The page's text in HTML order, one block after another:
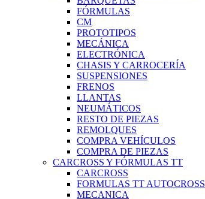
FÓRMULAS
CM
PROTOTIPOS
MECÁNICA
ELECTRÓNICA
CHASIS Y CARROCERÍA
SUSPENSIONES
FRENOS
LLANTAS
NEUMÁTICOS
RESTO DE PIEZAS
REMOLQUES
COMPRA VEHÍCULOS
COMPRA DE PIEZAS
CARCROSS Y FÓRMULAS TT
CARCROSS
FORMULAS TT AUTOCROSS
MECANICA